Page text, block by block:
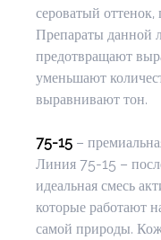
сероватый
Препараты данной
предотвращают
уменьшают
выравнивают тон.
75-15 –
Линия 75-15 –
идеальная смесь
которые работают
самой природы.